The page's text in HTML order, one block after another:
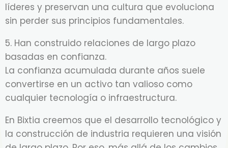
líderes y preservan una cultura que evoluciona
sin perder sus principios fundamentales.
5. Han construido relaciones de largo plazo
basadas en confianza.
La confianza acumulada durante años suele
convertirse en un activo tan valioso como
cualquier tecnología o infraestructura.
En Bixtia creemos que el desarrollo tecnológico y
la construcción de industria requieren una visión